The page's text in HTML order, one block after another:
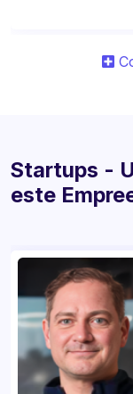
Startups -
este